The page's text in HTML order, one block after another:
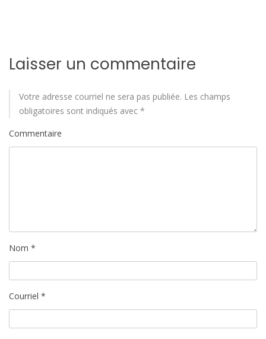
a
r
i
c
Laisser un commentaire
Votre adresse courriel ne sera pas publiée. Les champs
obligatoires sont indiqués avec *
Commentaire
Nom *
Courriel *